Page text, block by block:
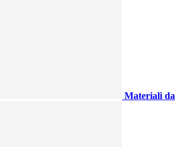
Materiali